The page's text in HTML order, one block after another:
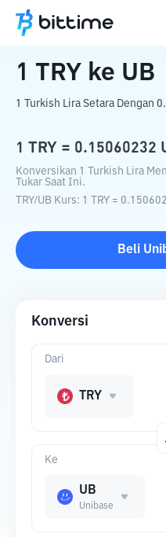
Beranda Konverter Kripto
1 TRY ke UB
1 Turkish Lira Setara Dengan
1 TRY = 0.15060232
Konversikan 1 Turkish Lira
Tukar Saat Ini.
TRY/UB Kurs: 1 TRY =
Beli
Konversi
Ke
UB
Unibase
Dari
TRY